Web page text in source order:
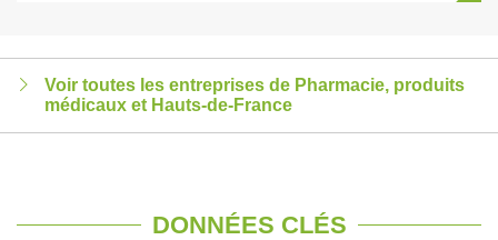
Voir toutes les entreprises de Pharmacie, produits
médicaux et Hauts-de-France
DONNÉES CLÉS